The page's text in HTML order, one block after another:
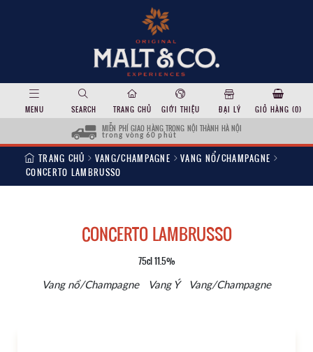
MENU SEARCH TRANG CHỦ GIỚI THIỆU ĐẠI LÝ GIỎ HÀNG (0)
MIỄN PHÍ GIAO HÀNG TRONG NỘI THÀNH HÀ NỘI
trong vòng 60 phút
TRANG CHỦ VANG/CHAMPAGNE
VANG NỔ/CHAMPAGNE
CONCERTO LAMBRUSSO
CONCERTO LAMBRUSSO
75cl 11.5%
Vang nổ/Champagne Vang Ý Vang/Champagne